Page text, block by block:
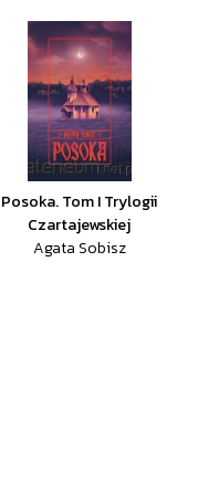
Posoka. Tom I Trylogii
Czartajewskiej
Agata Sobisz